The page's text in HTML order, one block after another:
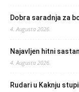
Dobra saradnja za
4. Augusta 2026.
Najavljen hitni
4. Augusta 2026.
Rudari u Kaknju